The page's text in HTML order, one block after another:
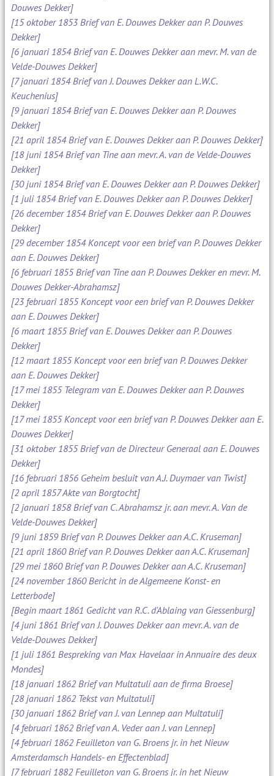
Douwes Dekker]
[15 oktober 1853 Brief van E. Douwes Dekker aan P. Douwes
Dekker]
[6 januari 1854 Brief van E. Douwes Dekker aan mevr. M. van de
Velde-Douwes Dekker]
[7 januari 1854 Brief van J. Douwes Dekker aan L.W.C.
Keuchenius]
[9 januari 1854 Brief van E. Douwes Dekker aan P. Douwes
Dekker]
[21 april 1854 Brief van E. Douwes Dekker aan P. Douwes Dekker]
[18 juni 1854 Brief van Tine aan mevr. A. van de Velde-Douwes
Dekker]
[30 juni 1854 Brief van E. Douwes Dekker aan P. Douwes Dekker]
[1 juli 1854 Brief van E. Douwes Dekker aan P. Douwes Dekker]
[26 december 1854 Brief van E. Douwes Dekker aan P. Douwes
Dekker]
[29 december 1854 Koncept voor een brief van P. Douwes Dekker
aan E. Douwes Dekker]
[6 februari 1855 Brief van Tine aan P. Douwes Dekker en mevr. M.
Douwes Dekker-Abrahamsz]
[23 februari 1855 Koncept voor een brief van P. Douwes Dekker
aan E. Douwes Dekker]
[6 maart 1855 Brief van E. Douwes Dekker aan P. Douwes
Dekker]
[12 maart 1855 Koncept voor een brief van P. Douwes Dekker
aan E. Douwes Dekker]
[17 mei 1855 Telegram van E. Douwes Dekker aan P. Douwes
Dekker]
[17 mei 1855 Koncept voor een brief van P. Douwes Dekker aan E.
Douwes Dekker]
[31 oktober 1855 Brief van de Directeur Generaal aan E. Douwes
Dekker]
[16 februari 1856 Geheim besluit van A.J. Duymaer van Twist]
[2 april 1857 Akte van Borgtocht]
[2 januari 1858 Brief van C. Abrahamsz jr. aan mevr. A. Van de
Velde-Douwes Dekker]
[9 juni 1859 Brief van P. Douwes Dekker aan A.C. Kruseman]
[21 april 1860 Brief van P. Douwes Dekker aan A.C. Kruseman]
[29 mei 1860 Brief van P. Douwes Dekker aan A.C. Kruseman]
[24 november 1860 Bericht in de Algemeene Konst- en
Letterbode]
[Begin maart 1861 Gedicht van R.C. d'Ablaing van Giessenburg]
[4 juni 1861 Brief van J. Douwes Dekker aan mevr. A. van de
Velde-Douwes Dekker]
[1 juli 1861 Bespreking van Max Havelaar in Annuaire des deux
Mondes]
[18 januari 1862 Brief van Multatuli aan de firma Broese]
[28 januari 1862 Tekst van Multatuli]
[30 januari 1862 Brief van J. van Lennep aan Multatuli]
[4 februari 1862 Brief van A. Veder aan J. van Lennep]
[4 februari 1862 Feuilleton van G. Broens jr. in het Nieuw
Amsterdamsch Handels- en Effectenblad]
[7 februari 1882 Feuilleton van G. Broens jr. in het Nieuw